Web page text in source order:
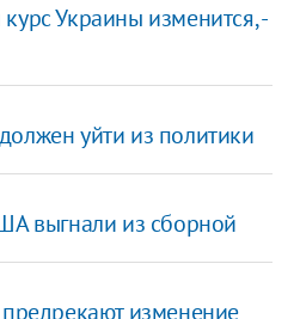
Украины изменится, -
уйти из политики
выгнали из сборной
изменение